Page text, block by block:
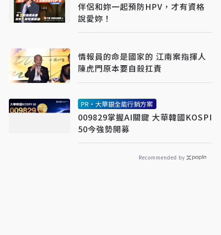
伴侶和妳一起預防HPV，才有資格
說愛妳！
情報員的命是國家的 江南案指揮人
陳虎門原本要自殺扛責
PR・大華銀全能行銷方案
009829掌握AI關鍵 大華韓國KOSPI
50今強勢開募
Recommended by